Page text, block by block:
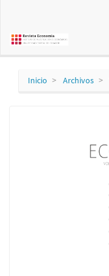
principal
Inicio Archivos